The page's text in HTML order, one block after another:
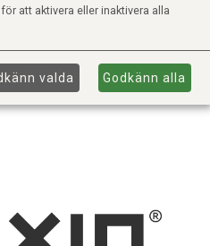
att aktivera eller inaktivera alla
valda Godkänn alla